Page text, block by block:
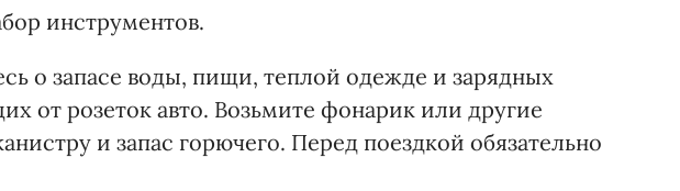
инструментов.
о запасе воды, пищи, теплой одежде и зарядных
от розеток авто. Возьмите фонарик или другие
и запас горючего. Перед поездкой обязательно